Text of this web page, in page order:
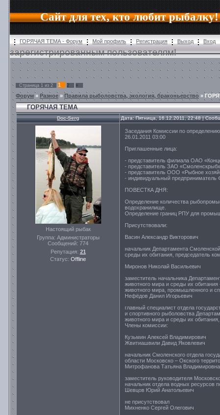
Сайт для тех, кто любит рыбалку!
ГОРЯЧАЯ ТЕМА - Форум Мой профиль Регистрация Выход Вход
зарегистрированным пользователям!
Страница 1 из 2 1 2 »
Форум » Разное » Правила рыболовства, экология, браконьерство »
ГОРЯЧАЯ ТЕМА
Doc-Serg Дата: Пятница, 16.12.2011, 22:48 |
Настоящий рыбак
Группа: Администраторы
Сообщений: 774
Репутация: 21
Статус: Offline
Заседания Комиссии по
26.01.2011 03:00
Приглашенные лица:
- представитель филиала ОАО
- представитель ЗАО
- представитель ООО «Рыбное
- индивидуальный предприниматель
ПОВЕСТКА ДНЯ:
Определение количества
водохранилище.
Определение границ РПУ для
Присутствовали:
Васин Александр Викторович
начальник Департамента
среды их обитания, председатель
Миронов Николай Васильевич
заместитель начальника
животного мира и среды их обитания
животного мира, промышленного и
Нефёдов Данил Игорьевич
главный специалист отдела
и спортивного рыболовства
животного мира и среды их
Члены комиссии:
Кузьмин Алексей Владимирович
Жвитиашвили Давид Яковлевич
начальник Смоленского отдела
области Московско – Окского
Митрофанова Татьяна Владимировна
заместитель руководителя
начальник отдела водных ресурсов
Шевцов Юрий Анатольевич
не присутствовал
Михненко Сергей Олегович